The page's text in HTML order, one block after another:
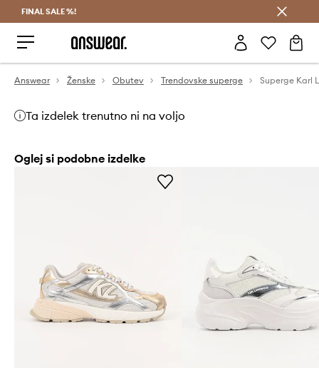
FINAL SALE %!
Answear Ženske Obutev Trendovske superge Superge Karl
Ta izdelek trenutno ni na voljo
Oglej si podobne izdelke